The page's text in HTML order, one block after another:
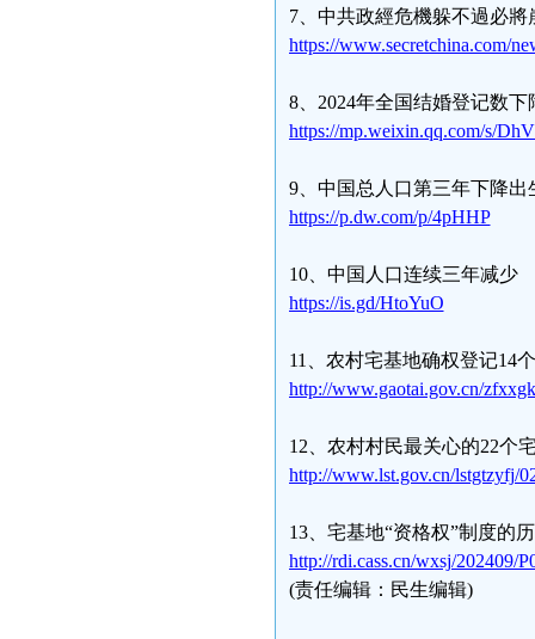
7、中共政經危機躲不過必將
https://www.secretchina.com/
8、2024年全国结婚登记数
https://mp.weixin.qq.com/s/
9、中国总人口第三年下降出
https://p.dw.com/p/4pHHP
10、中国人口连续三年减少
https://is.gd/HtoYuO
11、农村宅基地确权登记14
http://www.gaotai.gov.cn/
12、农村村民最关心的22个
http://www.lst.gov.cn/lstgtzyfj/
13、宅基地“资格权”制度的
http://rdi.cass.cn/wxsj/202409/
(责任编辑：民生编辑)